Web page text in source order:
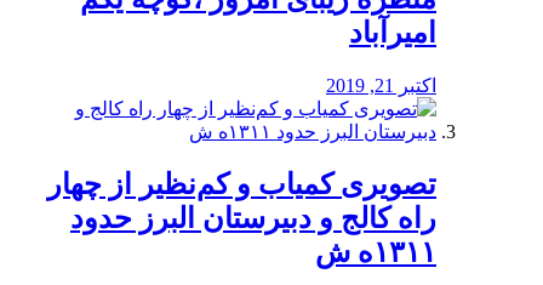
امیرآباد
اکتبر 21, 2019
️تصویری کمیاب و کم‌نظیر از چهار
راه كالج و دبيرستان البرز حدود
۱۳۱۱ه ش